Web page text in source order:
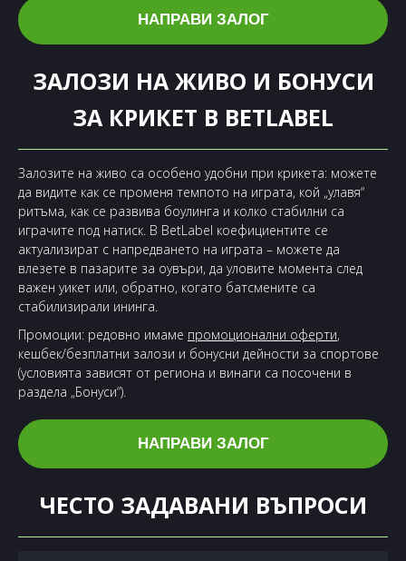
НАПРАВИ ЗАЛОГ
ЗАЛОЗИ НА ЖИВО И БОНУСИ
ЗА КРИКЕТ В BETLABEL
Залозите на живо са особено удобни при крикета: можете
да видите как се променя темпото на играта, кой „улавя“
ритъма, как се развива боулинга и колко стабилни са
играчите под натиск. В BetLabel коефициентите се
актуализират с напредването на играта – можете да
влезете в пазарите за оувъри, да уловите момента след
важен уикет или, обратно, когато батсмените са
стабилизирали ининга.
Промоции: редовно имаме промоционални оферти,
кешбек/безплатни залози и бонусни дейности за спортове
(условията зависят от региона и винаги са посочени в
раздела „Бонуси“).
НАПРАВИ ЗАЛОГ
ЧЕСТО ЗАДАВАНИ ВЪПРОСИ